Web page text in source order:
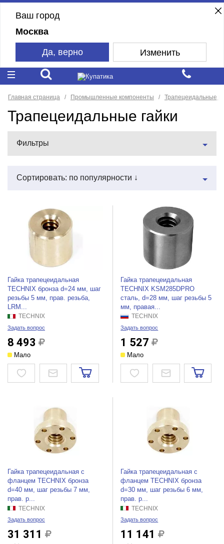
Ваш город
Москва
Да, верно Изменить
Главная страница Промышленные компоненты Трапецеидальные
Трапецеидальные гайки
Фильтры
Сортировать: по популярности ↓
Гайка трапецеидальная
TECHNIX бронза d=24 мм, шаг
резьбы 5 мм, прав. резьба,
LRM...
TECHNIX
Задать вопрос
8 493
Мало
Гайка трапецеидальная
TECHNIX KSM285DPRO
сталь, d=28 мм, шаг резьбы 5
мм, правая...
TECHNIX
Задать вопрос
1 527
Мало
Гайка трапецеидальная c
фланцем TECHNIX бронза
d=40 мм, шаг резьбы 7 мм,
прав. р...
TECHNIX
Задать вопрос
31 311
Гайка трапецеидальная c
фланцем TECHNIX бронза
d=30 мм, шаг резьбы 6 мм,
прав. р...
TECHNIX
Задать вопрос
11 141